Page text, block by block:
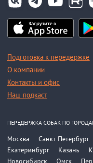
Подготовка к передержке
О компании
Контакты и офис
Наш подкаст
ПЕРЕДЕРЖКА СОБАК ПО
Москва Санкт-Петербург
Екатеринбург
Казань
Новосибирск
Омск